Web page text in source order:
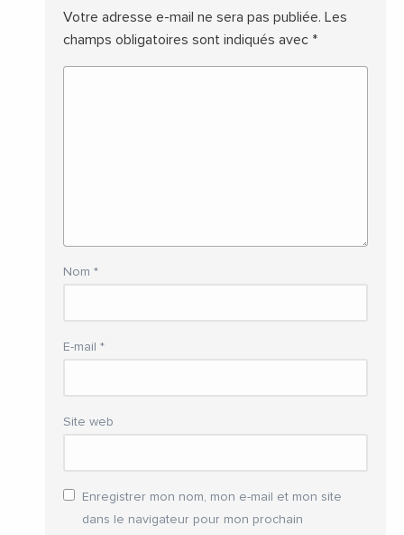
Votre adresse e-mail ne sera pas publiée. Les
champs obligatoires sont indiqués avec *
Nom *
E-mail *
Site web
Enregistrer mon nom, mon e-mail et mon site
dans le navigateur pour mon prochain